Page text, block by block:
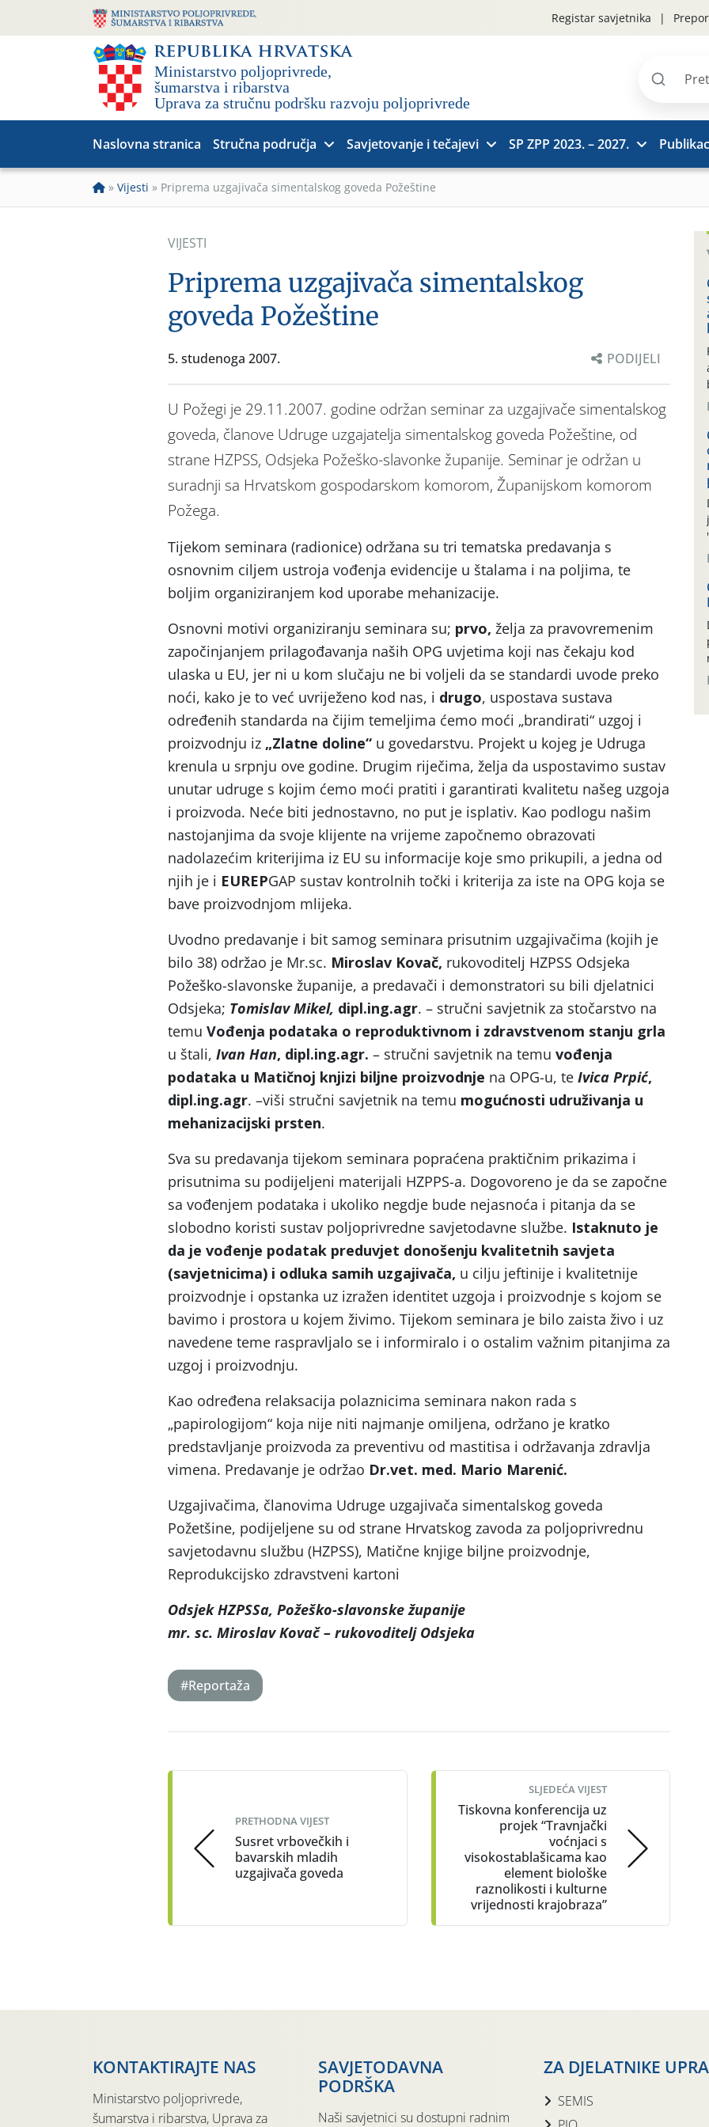
Registar savjetnika
Pretraži
Naslovna stranica Stručna područja Savjetovanje i tečajevi SP ZPP 2023. – 2027.
» Vijesti » Priprema uzgajivača simentalskog goveda Požeštine
VIJESTI
Priprema uzgajivača simentalskog
goveda Požeštine
5. studenoga 2007. PODIJELI
U Požegi je 29.11.2007. godine održan seminar za uzgajivače simentalskog
goveda, članove Udruge uzgajatelja simentalskog goveda Požeštine, od
strane HZPSS, Odsjeka Požeško-slavonke županije. Seminar je održan u
suradnji sa Hrvatskom gospodarskom komorom, Županijskom komorom
Požega.
Tijekom seminara (radionice) održana su tri tematska predavanja s
osnovnim ciljem ustroja vođenja evidencije u štalama i na poljima, te
boljim organiziranjem kod uporabe mehanizacije.
Osnovni motivi organiziranju seminara su; prvo, želja za pravovremenim
započinjanjem prilagođavanja naših OPG uvjetima koji nas čekaju kod
ulaska u EU, jer ni u kom slučaju ne bi voljeli da se standardi uvode preko
noći, kako je to već uvriježeno kod nas, i drugo, uspostava sustava
određenih standarda na čijim temeljima ćemo moći „brandirati“ uzgoj i
proizvodnju iz „Zlatne doline“ u govedarstvu. Projekt u kojeg je Udruga
krenula u srpnju ove godine. Drugim riječima, želja da uspostavimo sustav
unutar udruge s kojim ćemo moći pratiti i garantirati kvalitetu našeg uzgoja
i proizvoda. Neće biti jednostavno, no put je isplativ. Kao podlogu našim
nastojanjima da svoje klijente na vrijeme započnemo obrazovati
nadolazećim kriterijima iz EU su informacije koje smo prikupili, a jedna od
njih je i EUREPGAP sustav kontrolnih točki i kriterija za iste na OPG koja se
bave proizvodnjom mlijeka.
Uvodno predavanje i bit samog seminara prisutnim uzgajivačima (kojih je
bilo 38) održao je Mr.sc. Miroslav Kovač, rukovoditelj HZPSS Odsjeka
Požeško-slavonske županije, a predavači i demonstratori su bili djelatnici
Odsjeka; Tomislav Mikel, dipl.ing.agr. – stručni savjetnik za stočarstvo na
temu Vođenja podataka o reproduktivnom i zdravstvenom stanju grla
u štali, Ivan Han, dipl.ing.agr. – stručni savjetnik na temu vođenja
podataka u Matičnoj knjizi biljne proizvodnje na OPG-u, te Ivica Prpić,
dipl.ing.agr. –viši stručni savjetnik na temu mogućnosti udruživanja u
mehanizacijski prsten.
Sva su predavanja tijekom seminara popraćena praktičnim prikazima i
prisutnima su podijeljeni materijali HZPPS-a. Dogovoreno je da se započne
sa vođenjem podataka i ukoliko negdje bude nejasnoća i pitanja da se
slobodno koristi sustav poljoprivredne savjetodavne službe. Istaknuto je
da je vođenje podatak preduvjet donošenju kvalitetnih savjeta
(savjetnicima) i odluka samih uzgajivača, u cilju jeftinije i kvalitetnije
proizvodnje i opstanka uz izražen identitet uzgoja i proizvodnje s kojom se
bavimo i prostora u kojem živimo. Tijekom seminara je bilo zaista živo i uz
navedene teme raspravljalo se i informiralo i o ostalim važnim pitanjima za
uzgoj i proizvodnju.
Kao određena relaksacija polaznicima seminara nakon rada s
„papirologijom“ koja nije niti najmanje omiljena, održano je kratko
predstavljanje proizvoda za preventivu od mastitisa i održavanja zdravlja
vimena. Predavanje je održao Dr.vet. med. Mario Marenić.
Uzgajivačima, članovima Udruge uzgajivača simentalskog goveda
Požetšine, podijeljene su od strane Hrvatskog zavoda za poljoprivrednu
savjetodavnu službu (HZPSS), Matične knjige biljne proizvodnje,
Reprodukcijsko zdravstveni kartoni
Odsjek HZPSSa, Požeško-slavonske županije
mr. sc. Miroslav Kovač – rukovoditelj Odsjeka
#Reportaža
navigation
PRETHODNA VIJEST
Susret vrbovečkih i
bavarskih mladih
uzgajivača goveda
SLJEDEĆA VIJEST
Tiskovna konferencija uz
projek “Travnjački
voćnjaci s
visokostablašicama kao
element biološke
raznolikosti i kulturne
vrijednosti krajobraza”
KONTAKTIRAJTE NAS
Ministarstvo poljoprivrede,
šumarstva i ribarstva, Uprava za
SAVJETODAVNA
PODRŠKA
Naši savjetnici su dostupni radnim
ZA DJELATNIKE
SEMIS